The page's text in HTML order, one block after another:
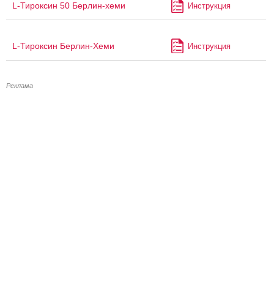
L-Тироксин 50 Берлин-хеми Инструкция
L-Тироксин Берлин-Хеми Инструкция
Реклама